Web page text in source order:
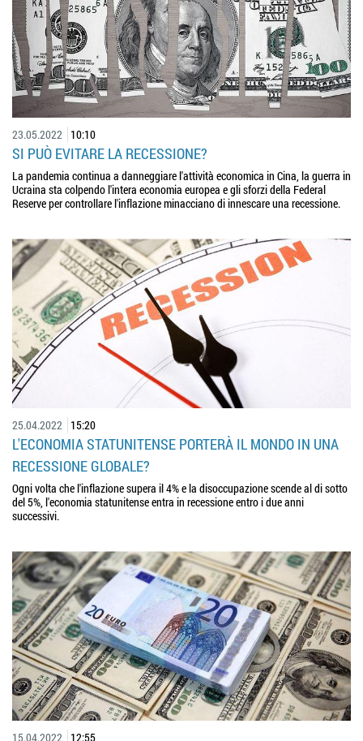
23.05.2022 10:10
SI PUÒ EVITARE LA RECESSIONE?
La pandemia continua a danneggiare l'attività economica in Cina, la guerra in
Ucraina sta colpendo l'intera economia europea e gli sforzi della Federal
Reserve per controllare l'inflazione minacciano di innescare una recessione.
25.04.2022 15:20
L'ECONOMIA STATUNITENSE PORTERÀ IL MONDO IN UNA
RECESSIONE GLOBALE?
Ogni volta che l'inflazione supera il 4% e la disoccupazione scende al di sotto
del 5%, l'economia statunitense entra in recessione entro i due anni
successivi.
15.04.2022 12:55